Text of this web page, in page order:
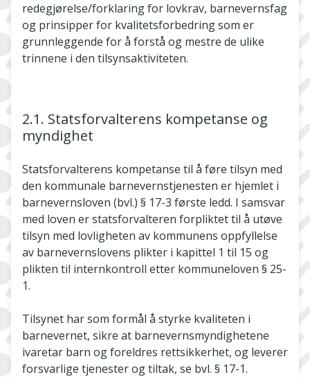
redegjørelse/forklaring for lovkrav, barnevernsfag
og prinsipper for kvalitetsforbedring som er
grunnleggende for å forstå og mestre de ulike
trinnene i den tilsynsaktiviteten.
2.1. Statsforvalterens kompetanse og
myndighet
Statsforvalterens kompetanse til å føre tilsyn med
den kommunale barnevernstjenesten er hjemlet i
barnevernsloven (bvl.) § 17-3 første ledd. I samsvar
med loven er statsforvalteren forpliktet til å utøve
tilsyn med lovligheten av kommunens oppfyllelse
av barnevernslovens plikter i kapittel 1 til 15 og
plikten til internkontroll etter kommuneloven § 25-
1.
Tilsynet har som formål å styrke kvaliteten i
barnevernet, sikre at barnevernsmyndighetene
ivaretar barn og foreldres rettsikkerhet, og leverer
forsvarlige tjenester og tiltak, se bvl. § 17-1.